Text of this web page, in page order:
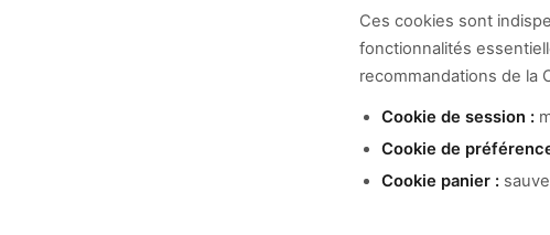
Ces cookies sont
fonctionnalités
recommandations de la
Cookie de session :
Cookie de
Cookie panier :